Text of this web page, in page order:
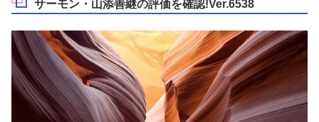
サーモン・山添善継の評価を確認!Ver.6538